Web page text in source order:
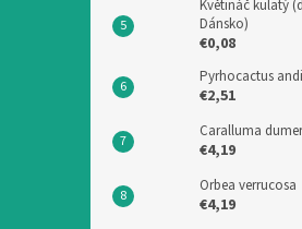
Květináč kulatý
Dánsko)
€0,08
Pyrhocactus
€2,51
Caralluma
€4,19
Orbea verrucosa
€4,19